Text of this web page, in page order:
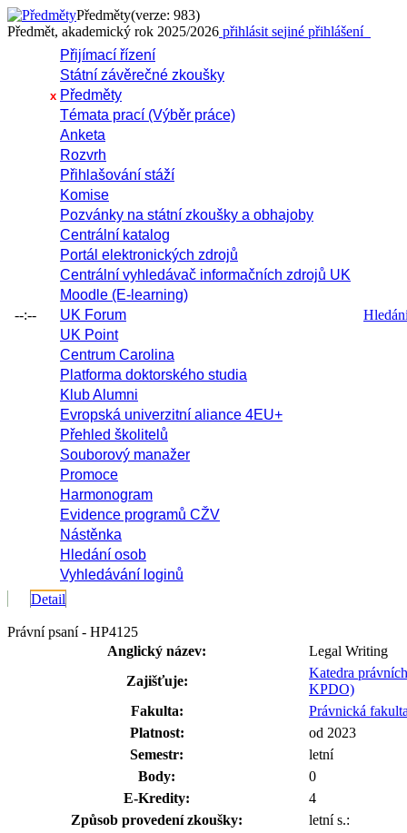
Předměty(verze: 983)
Předmět, akademický rok 2025/2026 přihlásit sejiné přihlášení
--:--
Přijímací řízení
Státní závěrečné zkoušky
x Předměty
Témata prací (Výběr práce)
Anketa
Rozvrh
Přihlašování stáží
Komise
Pozvánky na státní zkoušky a obhajoby
Centrální katalog
Portál elektronických zdrojů
Centrální vyhledávač informačních zdrojů UK
Moodle (E-learning)
UK Forum
UK Point
Centrum Carolina
Platforma doktorského studia
Klub Alumni
Evropská univerzitní aliance 4EU+
Přehled školitelů
Souborový manažer
Promoce
Harmonogram
Evidence programů CŽV
Nástěnka
Hledání osob
Vyhledávání loginů
Detail
Právní psaní - HP4125
Anglický název:
Legal Writing
Zajišťuje:
Katedra
KPDO)
Fakulta:
Právnická
Platnost:
od 2023
Semestr:
letní
Body:
0
E-Kredity:
4
Způsob provedení zkoušky:
letní s.: